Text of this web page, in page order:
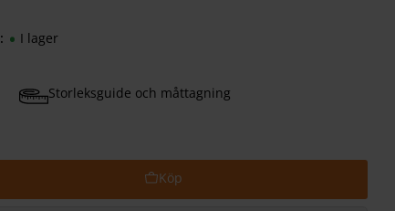
Storleksguide och måttagning
I lager